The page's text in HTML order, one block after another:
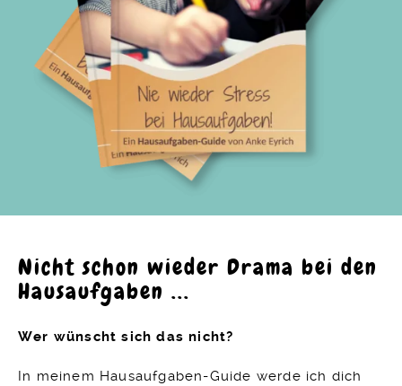
Nicht schon wieder Drama bei den
Hausaufgaben ...​
Wer wünscht sich das nicht?
In meinem Hausaufgaben-Guide werde ich dich